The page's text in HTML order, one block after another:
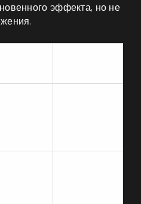
эффекта, но не